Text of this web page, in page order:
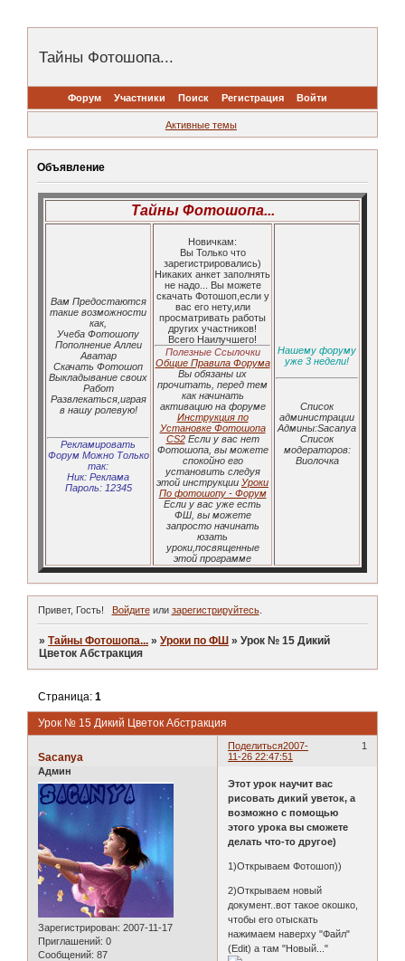
Тайны Фотошопа...
Форум Участники Поиск Регистрация Войти
Активные темы
Объявление
Тайны Фотошопа...
Вам Предостаются
такие возможности
как,
Учеба Фотошопу
Пополнение Аллеи
Аватар
Скачать Фотошоп
Выкладывание своих
Работ
Развлекаться,играя
в нашу ролевую!
Рекламировать
Форум Можно Только
так:
Ник: Реклама
Пароль: 12345
Новичкам:
Вы Только что
зарегистрировались)
Никаких анкет заполнять
не надо... Вы можете
скачать Фотошоп,если у
вас его нету,или
просматривать работы
других участников!
Всего Наилучшего!
Полезные Ссылочки
Общие Правила Форума
Вы обязаны их
прочитать, перед тем
как начинать
активацию на форуме
Инструкция по
Установке Фотошопа
CS2Если у вас нет
Фотошопа, вы можете
спокойно его
установить следуя
этой инструкции Уроки
По фотошопу - Форум
Если у вас уже есть
ФШ, вы можете
запросто начинать
юзать
уроки,посвященные
этой программе
Нашему форуму
уже 3 недели!
Список
администрации
Админы:Sacanya
Список
модераторов:
Виолочка
Привет, Гость! Войдитеили зарегистрируйтесь.
»Тайны Фотошопа... »Уроки по ФШ »Урок № 15 Дикий
Цветок Абстракция
Урок № 15 Дикий Цветок Абстракция
Страница:1
Поделиться 1
2007-
11-26 22:47:51
Sacanya
Админ
Зарегистрирован: 2007-11-17
Приглашений: 0
Сообщений: 87
Этот урок научит вас
рисовать дикий уветок, а
возможно с помощью
этого урока вы сможете
делать что-то другое)
1)Открываем Фотошоп))
2)Открываем новый
документ..вот такое окошко,
чтобы его отыскать
нажимаем наверху "Файл"
(Edit) а там "Новый..."